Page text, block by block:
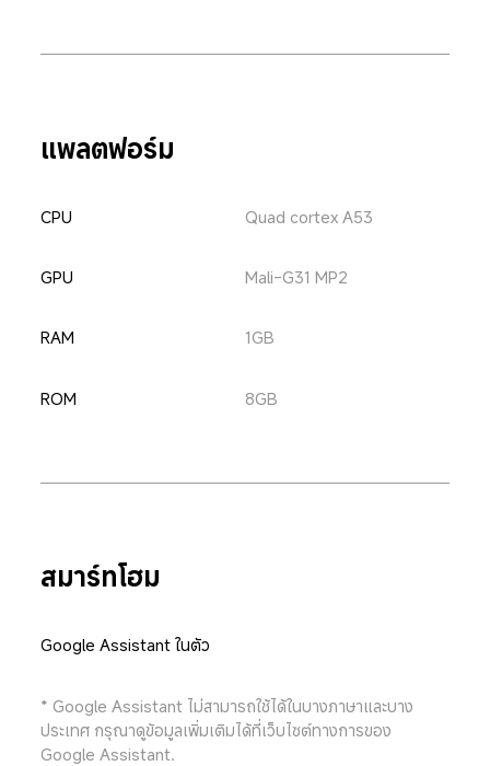
แพลตฟอร์ม
CPU Quad cortex A53
GPU Mali-G31 MP2
RAM 1GB
ROM 8GB
สมาร์ทโฮม
Google Assistant ในตัว
* Google Assistant ไม่สามารถใช้ได้ในบางภาษาและบาง
ประเทศ กรุณาดูข้อมูลเพิ่มเติมได้ที่เว็บไซต์ทางการของ
Google Assistant.